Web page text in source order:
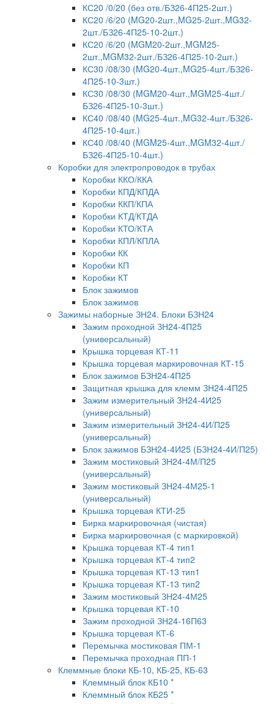
КС20 /0/20 (без отв./БЗ26-4П25-2шт.)
КС20 /6/20 (MG20-2шт.,MG25-2шт.,MG32-
2шт./БЗ26-4П25-10-2шт.)
КС20 /6/20 (MGM20-2шт.,MGM25-
2шт.,MGM32-2шт./БЗ26-4П25-10-2шт.)
КС30 /08/30 (MG20-4шт.,MG25-4шт./БЗ26-
4П25-10-3шт.)
КС30 /08/30 (MGM20-4шт.,MGM25-4шт./
БЗ26-4П25-10-3шт.)
КС40 /08/40 (MG25-4шт.,MG32-4шт./БЗ26-
4П25-10-4шт.)
КС40 /08/40 (MGM25-4шт.,MGM32-4шт./
БЗ26-4П25-10-4шт.)
Коробки для электропроводок в трубах
Коробки ККО/ККА
Коробки КПД/КПДА
Коробки ККП/КПА
Коробки КТД/КТДА
Коробки КТО/КТА
Коробки КПЛ/КПЛА
Коробки КК
Коробки КП
Коробки КТ
Блок зажимов
Блок зажимов
Зажимы наборные ЗН24. Блоки БЗН24
Зажим проходной ЗН24-4П25
(универсальный)
Крышка торцевая КТ-11
Крышка торцевая маркировочная КТ-15
Блок зажимов БЗН24-4П25
Защитная крышка для клемм ЗН24-4П25
Зажим измерительный ЗН24-4И25
(универсальный)
Зажим измерительный ЗН24-4И/П25
(универсальный)
Блок зажимов БЗН24-4И25 (БЗН24-4И/П25)
Зажим мостиковый ЗН24-4М/П25
(универсальный)
Зажим мостиковый ЗН24-4М25-1
(универсальный)
Крышка торцевая КТИ-25
Бирка маркировочная (чистая)
Бирка маркировочная (с маркировкой)
Крышка торцевая КТ-4 тип1
Крышка торцевая КТ-4 тип2
Крышка торцевая КТ-13 тип1
Крышка торцевая КТ-13 тип2
Зажим мостиковый ЗН24-4М25
Крышка торцевая КТ-10
Зажим проходной ЗН24-16П63
Крышка торцевая КТ-6
Перемычка мостиковая ПМ-1
Перемычка проходная ПП-1
Клеммные блоки КБ-10, КБ-25, КБ-63
Клеммный блок КБ10 *
Клеммный блок КБ25 *